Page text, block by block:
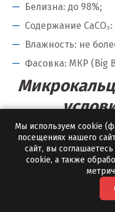
Ялуторовск
Ярославль
Белизна: до 98%;
Содержание CaCO₃:
Влажность: не
Фасовка: МКР (Big
Цена зависит от
Минимальная
тонн.
Автотранспорт —
Мы используем cookie
посещениях нашего
сайт, вы
cookie, а также